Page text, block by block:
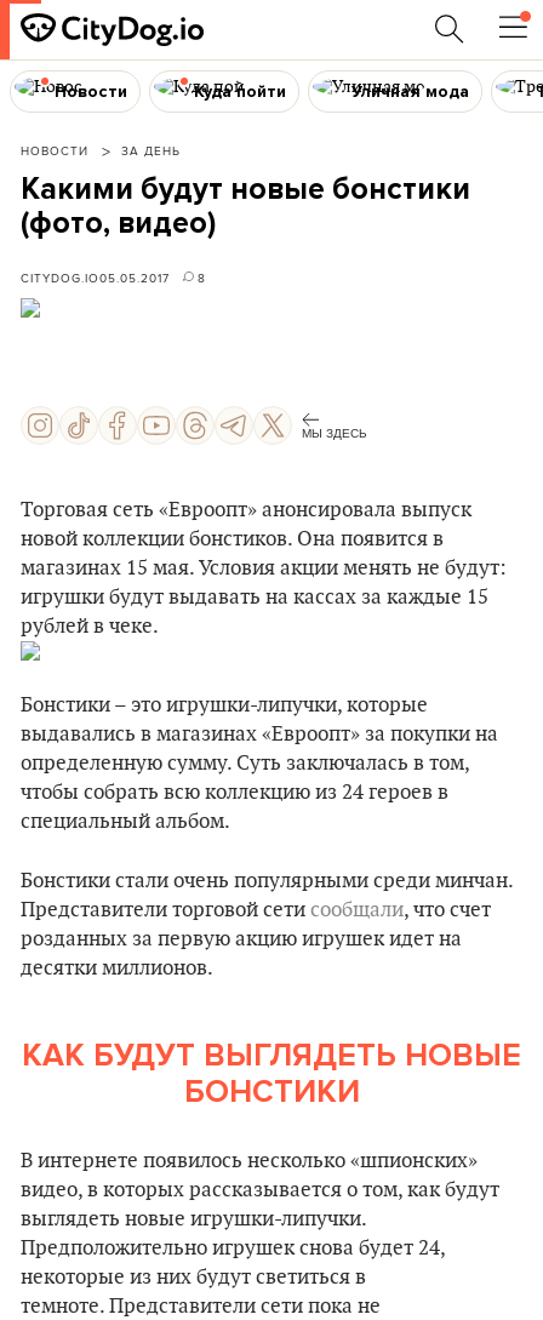
Новости Куда пойти Уличная мода
НОВОСТИ ЗА ДЕНЬ
Какими будут новые бонстики
(фото, видео)
CITYDOG.IO05.05.2017 8
МЫ ЗДЕСЬ
Торговая сеть «Евроопт» анонсировала выпуск
новой коллекции бонстиков. Она появится в
магазинах 15 мая. Условия акции менять не будут:
игрушки будут выдавать на кассах за каждые 15
рублей в чеке.
Бонстики – это игрушки-липучки, которые
выдавались в магазинах «Евроопт» за покупки на
определенную сумму. Суть заключалась в том,
чтобы собрать всю коллекцию из 24 героев в
специальный альбом.
Бонстики стали очень популярными среди минчан.
Представители торговой сети сообщали, что счет
розданных за первую акцию игрушек идет на
десятки миллионов.
КАК БУДУТ ВЫГЛЯДЕТЬ НОВЫЕ
БОНСТИКИ
В интернете появилось несколько «шпионских»
видео, в которых рассказывается о том, как будут
выглядеть новые игрушки-липучки.
Предположительно игрушек снова будет 24,
некоторые из них будут светиться в
темноте. Представители сети пока не